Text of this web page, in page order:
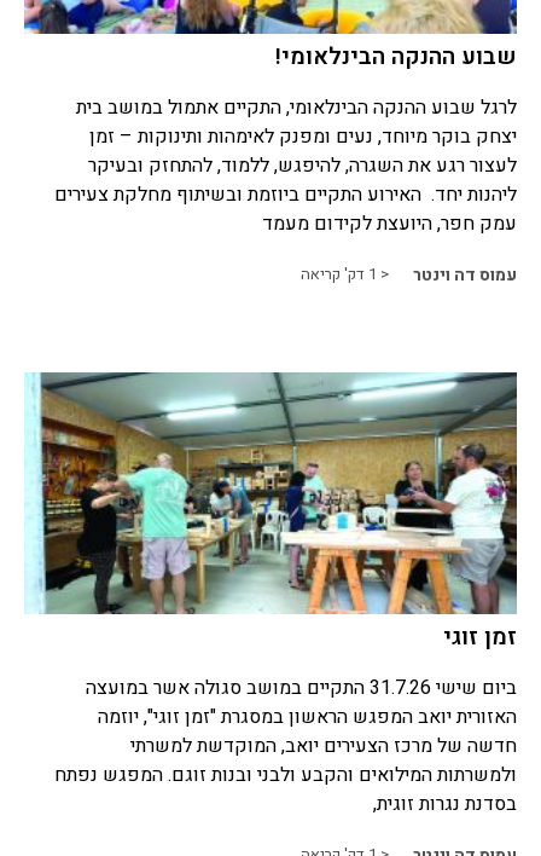
שבוע ההנקה הבינלאומי!
לרגל שבוע ההנקה הבינלאומי, התקיים אתמול במושב בית
יצחק בוקר מיוחד, נעים ומפנק לאימהות ותינוקות – זמן
לעצור רגע את השגרה, להיפגש, ללמוד, להתחזק ובעיקר
ליהנות יחד. האירוע התקיים ביוזמת ובשיתוף מחלקת צעירים
עמק חפר, היועצת לקידום מעמד
עמוס דה וינטר < 1 דק' קריאה
זמן זוגי
ביום שישי 31.7.26 התקיים במושב סגולה אשר במועצה
האזורית יואב המפגש הראשון במסגרת "זמן זוגי", יוזמה
חדשה של מרכז הצעירים יואב, המוקדשת למשרתי
ולמשרתות המילואים והקבע ולבני ובנות זוגם. המפגש נפתח
בסדנת נגרות זוגית,